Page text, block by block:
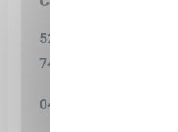
52 Rue Sommeiller
74000 Annecy
04 50 01 84 34